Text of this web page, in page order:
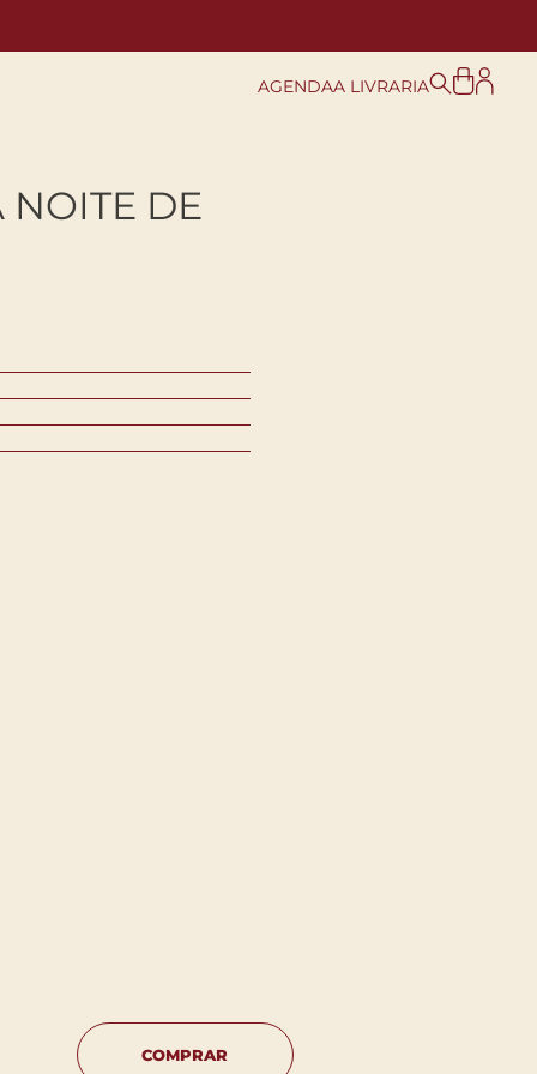
AGENDAA LIVRARIA
DE
COMPRAR